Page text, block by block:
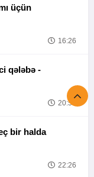
üçün
16:26
Tofiq Musayevdən UFC-də ikinci qələbə -
20:52
bir halda
22:26